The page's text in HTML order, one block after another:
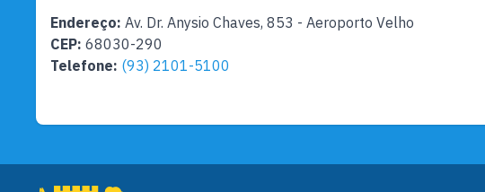
Endereço: Av. Dr. Anysio Chaves, 853 - Aeroporto Velho
CEP: 68030-290
Telefone: (93) 2101-5100